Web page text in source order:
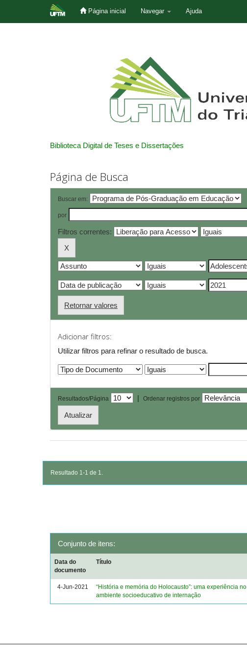
Página inicial Navegar Ajuda
Biblioteca Digital de Teses e Dissertações
Página de Busca
Buscar em:
por
Filtros correntes:
Retornar valores
Adicionar filtros:
Utilizar filtros para refinar o resultado de busca.
Resultados/Página | Ordenar registros por
Resultado 1-1 de 1.
Conjunto de itens:
Data do
documento
Título
4-Jun-2021
“História e memória do Holocausto”: uma experiência no
ambiente socioeducativo de internação